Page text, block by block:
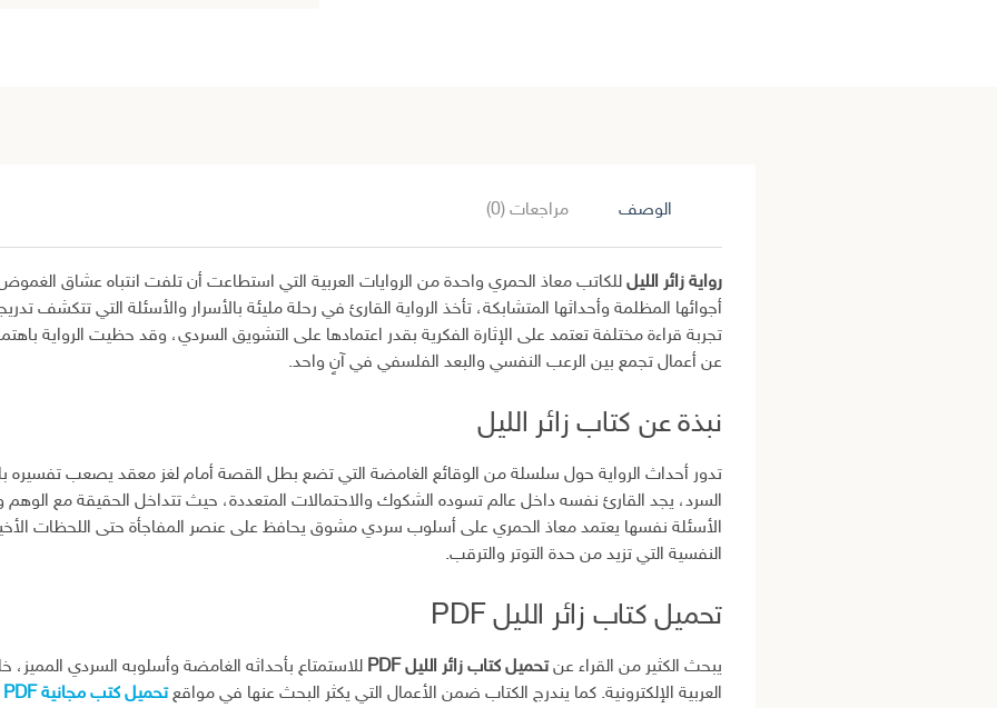
الوصف مراجعات (0)
رواية زائر الليل للكاتب معاذ الحمري واحدة من الروايات العربية التي استطاعت أن تلفت انتباه عشاق
أجوائها المظلمة وأحداثها المتشابكة، تأخذ الرواية القارئ في رحلة مليئة بالأسرار والأسئلة التي تتكشف
تجربة قراءة مختلفة تعتمد على الإثارة الفكرية بقدر اعتمادها على التشويق السردي، وقد حظيت الرواية
عن أعمال تجمع بين الرعب النفسي والبعد الفلسفي في آنٍ واحد.
نبذة عن كتاب زائر الليل
تدور أحداث الرواية حول سلسلة من الوقائع الغامضة التي تضع بطل القصة أمام لغز معقد يصعب تفسيره
السرد، يجد القارئ نفسه داخل عالم تسوده الشكوك والاحتمالات المتعددة، حيث تتداخل الحقيقة مع
الأسئلة نفسها يعتمد معاذ الحمري على أسلوب سردي مشوق يحافظ على عنصر المفاجأة حتى اللحظات
النفسية التي تزيد من حدة التوتر والترقب.
تحميل كتاب زائر الليل PDF
يبحث الكثير من القراء عنتحميل كتاب زائر الليل PDF
للاستمتاع بأحداثه الغامضة وأسلوبه السردي المميز،
العربية الإلكترونية. كما يندرج الكتاب ضمن الأعمال التي يكثر البحث عنها في مواقعتحميل كتب مجانية PDF